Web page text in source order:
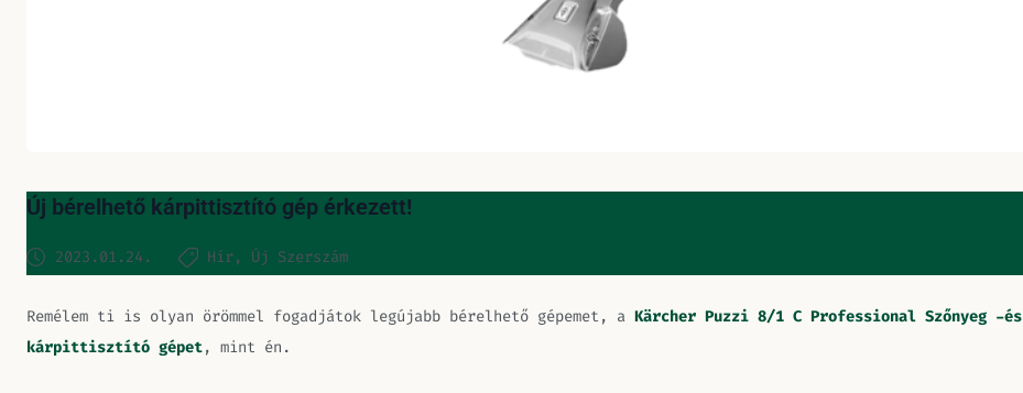
Új bérelhető kárpittisztító gép érkezett!
2023.01.24. Hír Új Szerszám
Remélem ti is olyan örömmel fogadjátok legújabb bérelhető gépemet, a Kärcher Puzzi 8/1 C Professional Szőnyeg -és
kárpittisztító gépet, mint én.